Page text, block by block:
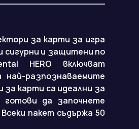
за карти за игра
сигурни и защитени по
HERO включват
разпознаваемите
за карти са идеални за
да започнете
пакет съдържа 50